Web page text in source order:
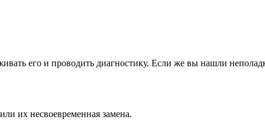
его и проводить диагностику. Если же вы нашли
их несвоевременная замена.